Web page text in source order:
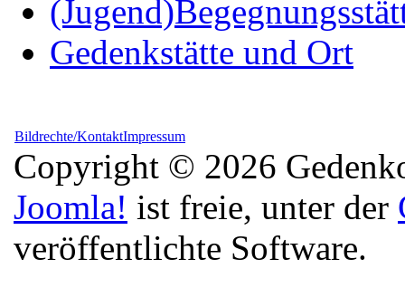
Gedenkstätte und Ort
Bildrechte/KontaktImpressum
Copyright © 2026
Joomla! ist freie, unter der
veröffentlichte Software.